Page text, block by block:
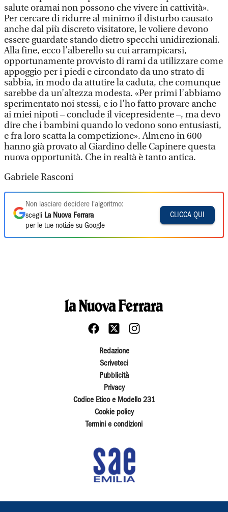
salute oramai non possono che vivere in cattività».
Per cercare di ridurre al minimo il disturbo causato
anche dal più discreto visitatore, le voliere devono
essere guardate stando dietro specchi unidirezionali.
Alla fine, ecco l’alberello su cui arrampicarsi,
opportunamente provvisto di rami da utilizzare come
appoggio per i piedi e circondato da uno strato di
sabbia, in modo da attutire la caduta, che comunque
sarebbe da un’altezza modesta. «Per primi l’abbiamo
sperimentato noi stessi, e io l’ho fatto provare anche
ai miei nipoti – conclude il vicepresidente –, ma devo
dire che i bambini quando lo vedono sono entusiasti,
e fra loro scatta la competizione». Almeno in 600
hanno già provato al Giardino delle Capinere questa
nuova opportunità. Che in realtà è tanto antica.
Gabriele Rasconi
Non lasciare decidere l'algoritmo:
scegli La Nuova Ferrara
per le tue notizie su Google
CLICCA QUI
Redazione
Scriveteci
Pubblicità
Privacy
Codice Etico e Modello 231
Cookie policy
Termini e condizioni